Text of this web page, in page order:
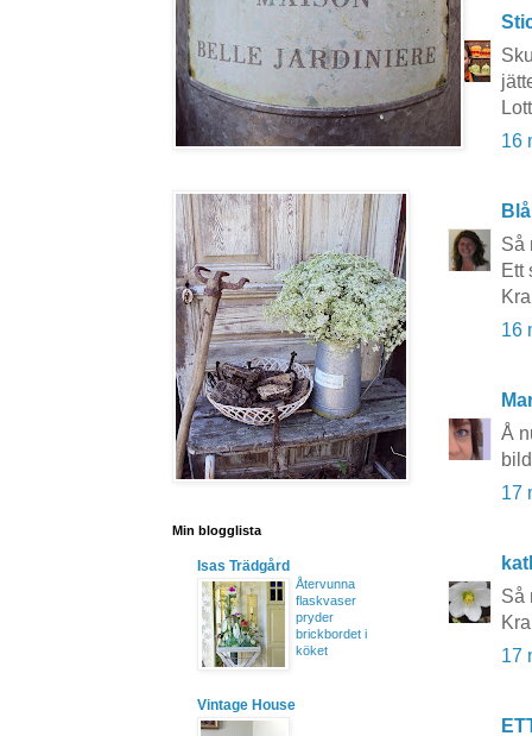
16
Så
Ett
16
Å
17
Så
17
Min blogglista
Isas Trädgård
Återvunna
flaskvaser
pryder
brickbordet i
köket
Vintage House